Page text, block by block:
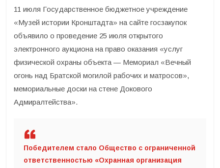
11 июля Государственное бюджетное учреждение
«Музей истории Кронштадта» на сайте госзакупок
объявило о проведение 25 июля открытого
электронного аукциона на право оказания «услуг
физической охраны объекта — Мемориал «Вечный
огонь над Братской могилой рабочих и матросов»,
мемориальные доски на стене Докового
Адмиралтейства».
Победителем стало Общество с ограниченной
ответственностью «Охранная организация